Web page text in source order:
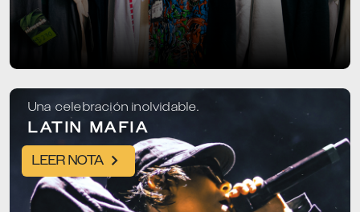
Una celebración inolvidable.
LATIN MAFIA
LEER NOTA